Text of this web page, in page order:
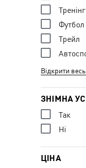
Тренінг
Футбол
Трейл
Відкрити
ЗНІМНА
Так
Ні
ЦІНА